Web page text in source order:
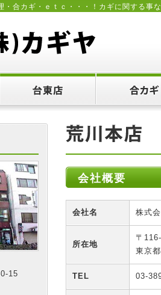
・合カギ・ｅｔｃ・・・！カギに関する事
15
会社概要
会社名 株式
所在地
〒
東京
TEL 03-